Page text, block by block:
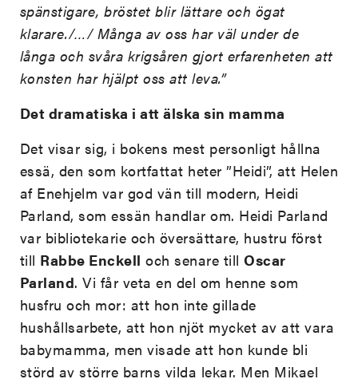
spänstigare, bröstet blir lättare och ögat
klarare./…/ Många av oss har väl under de
långa och svåra krigsåren gjort erfarenheten att
konsten har hjälpt oss att leva.”
Det dramatiska i att älska sin mamma
Det visar sig, i bokens mest personligt hållna
essä, den som kortfattat heter ”Heidi”, att Helen
af Enehjelm var god vän till modern, Heidi
Parland, som essän handlar om. Heidi Parland
var bibliotekarie och översättare, hustru först
till Rabbe Enckell och senare tillOscar
Parland. Vi får veta en del om henne som
husfru och mor: att hon inte gillade
hushållsarbete, att hon njöt mycket av att vara
babymamma, men visade att hon kunde bli
störd av större barns vilda lekar. Men Mikael